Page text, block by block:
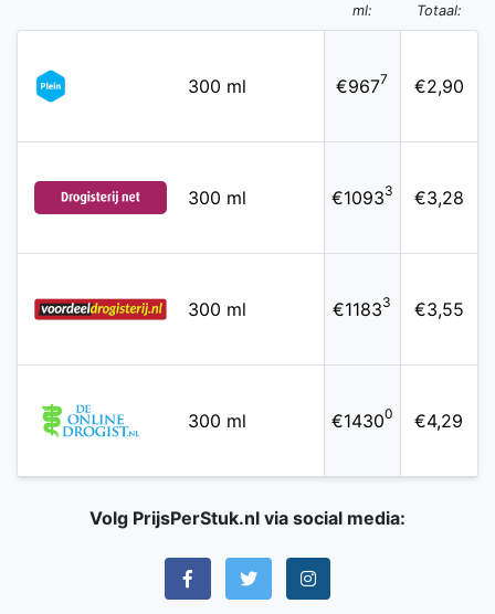
ml:
Totaal:
300 ml €9677 €2,90
300 ml €10933 €3,28
300 ml €11833 €3,55
300 ml €14300 €4,29
Volg PrijsPerStuk.nl via social media: